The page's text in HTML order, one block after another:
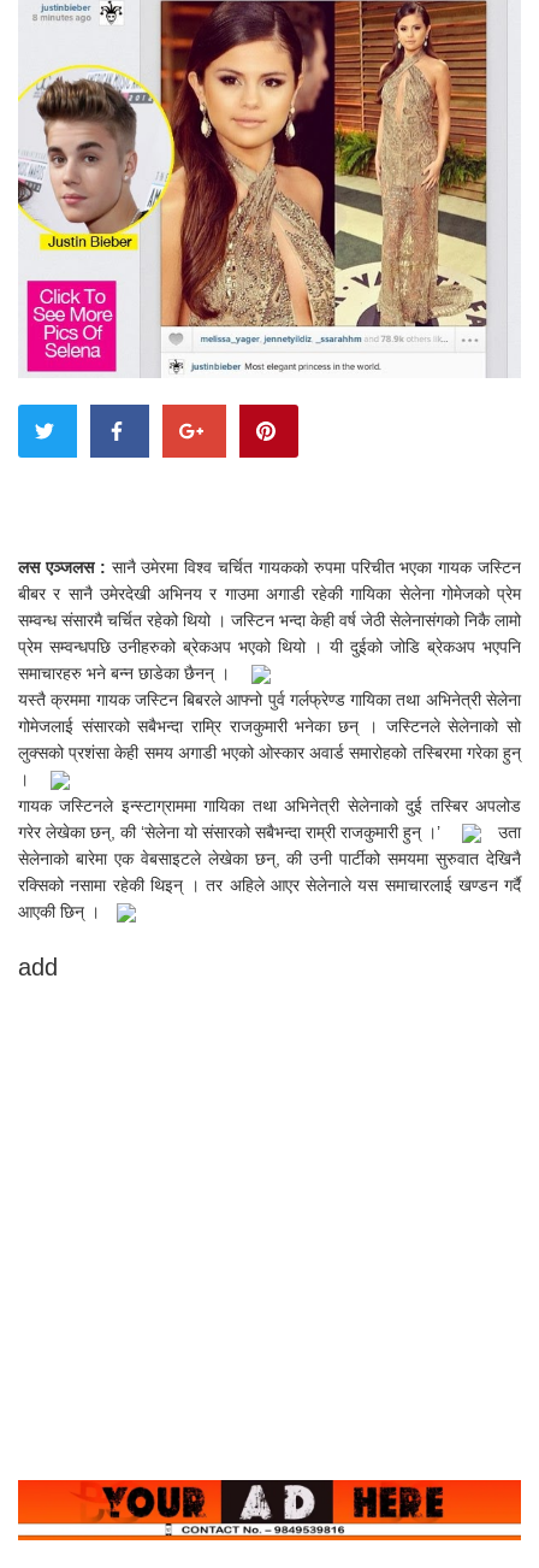
लस एञ्जलस : सानै उमेरमा विश्व चर्चित गायकको रुपमा परिचीत भएका गायक जस्टिन
बीबर र सानै उमेरदेखी अभिनय र गाउमा अगाडी रहेकी गायिका सेलेना गोमेजको प्रेम
सम्वन्ध संसारमै चर्चित रहेको थियो । जस्टिन भन्दा केही वर्ष जेठी सेलेनासंगको निकै लामो
प्रेम सम्वन्धपछि उनीहरुको ब्रेकअप भएको थियो । यी दुईको जोडि ब्रेकअप भएपनि
समाचारहरु भने बन्न छाडेका छैनन् ।
यस्तै क्रममा गायक जस्टिन बिबरले आफ्नो पुर्व गर्लफ्रेण्ड गायिका तथा अभिनेत्री सेलेना
गोमेजलाई संसारको सबैभन्दा राम्रि राजकुमारी भनेका छन् । जस्टिनले सेलेनाको सो
लुक्सको प्रशंसा केही समय अगाडी भएको ओस्कार अवार्ड समारोहको तस्बिरमा गरेका हुन्
।
गायक जस्टिनले इन्स्टाग्राममा गायिका तथा अभिनेत्री सेलेनाको दुई तस्बिर अपलोड
गरेर लेखेका छन्, की ‘सेलेना यो संसारको सबैभन्दा राम्री राजकुमारी हुन् ।’
उता
सेलेनाको बारेमा एक वेबसाइटले लेखेका छन्, की उनी पार्टीको समयमा सुरुवात देखिनै
रक्सिको नसामा रहेकी थिइन् । तर अहिले आएर सेलेनाले यस समाचारलाई खण्डन गर्दै
आएकी छिन् ।
add